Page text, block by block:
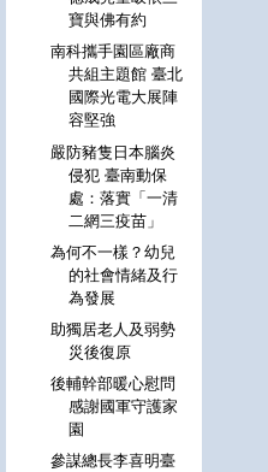
寶與佛有約
南科攜手園區廠商
共組主題館 臺北
國際光電大展陣
容堅強
嚴防豬隻日本腦炎
侵犯 臺南動保
處：落實「一清
二網三疫苗」
為何不一樣？幼兒
的社會情緒及行
為發展
助獨居老人及弱勢
災後復原
後輔幹部暖心慰問
感謝國軍守護家
園
參謀總長李喜明臺